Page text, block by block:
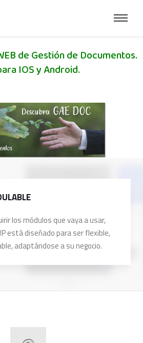
de Gestión de Documentos.
IOS y Android.
los módulos que vaya a usar,
está diseñado para ser flexible,
adaptándose a su negocio.